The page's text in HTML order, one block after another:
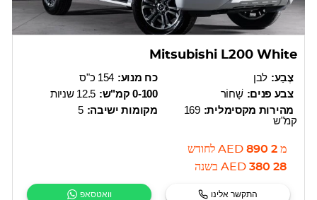
Mitsubishi L200 White
כח מנוע: 154 כ"ס
0-100 קמ"ש:
12.5 שניות
מקומות ישיבה: 5
צֶבַע: לבן
צבע פנים: שָׁחוֹר
מהירות מקסימלית: 169
קמ"ש
מ 2 890
AED לחודש
28 380
AED בשנה
וואטסאפ התקשר אלינו